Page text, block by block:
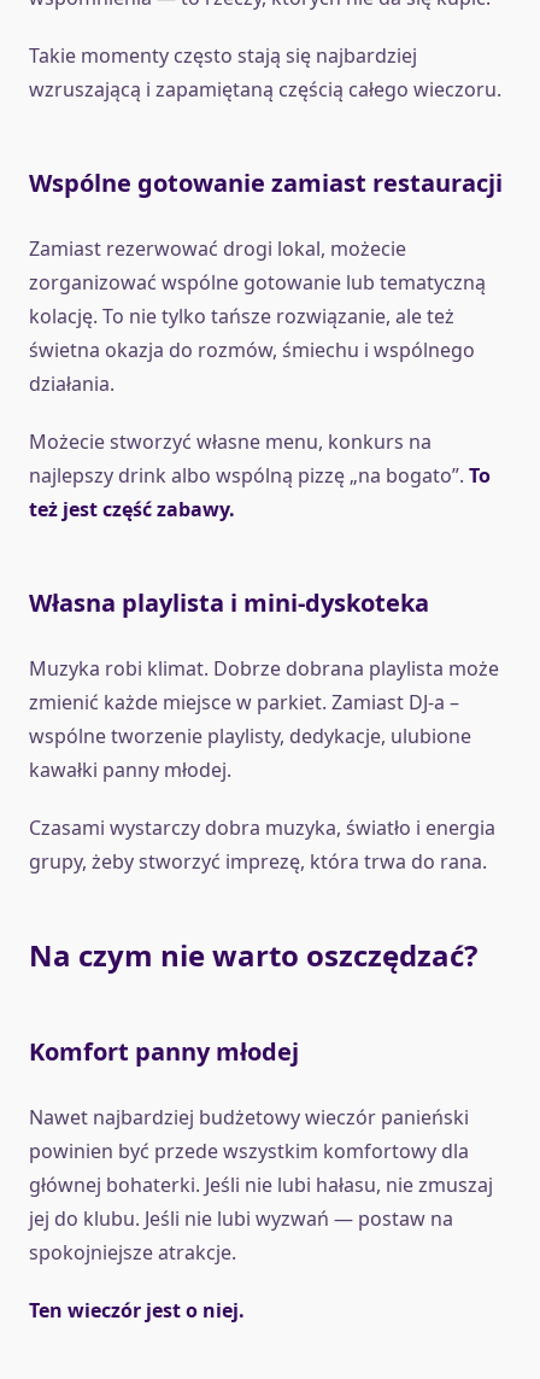
Takie momenty często stają się najbardziej
wzruszającą i zapamiętaną częścią całego wieczoru.
Wspólne gotowanie zamiast restauracji
Zamiast rezerwować drogi lokal, możecie
zorganizować wspólne gotowanie lub tematyczną
kolację. To nie tylko tańsze rozwiązanie, ale też
świetna okazja do rozmów, śmiechu i wspólnego
działania.
Możecie stworzyć własne menu, konkurs na
najlepszy drink albo wspólną pizzę „na bogato”. To
też jest część zabawy.
Własna playlista i mini-dyskoteka
Muzyka robi klimat. Dobrze dobrana playlista może
zmienić każde miejsce w parkiet. Zamiast DJ-a –
wspólne tworzenie playlisty, dedykacje, ulubione
kawałki panny młodej.
Czasami wystarczy dobra muzyka, światło i energia
grupy, żeby stworzyć imprezę, która trwa do rana.
Na czym nie warto oszczędzać?
Komfort panny młodej
Nawet najbardziej budżetowy wieczór panieński
powinien być przede wszystkim komfortowy dla
głównej bohaterki. Jeśli nie lubi hałasu, nie zmuszaj
jej do klubu. Jeśli nie lubi wyzwań — postaw na
spokojniejsze atrakcje.
Ten wieczór jest o niej.